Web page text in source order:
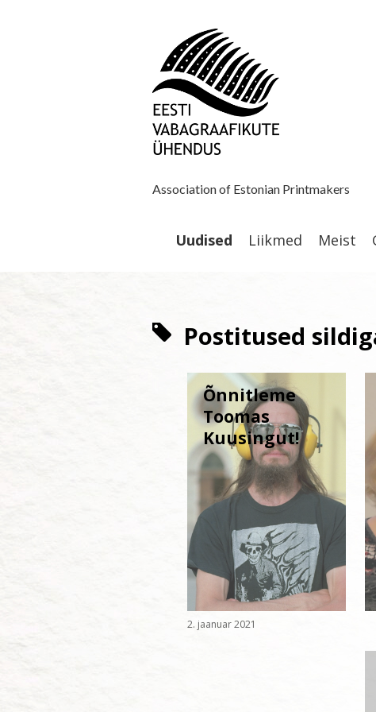
Association of Estonian Printmakers
Uudised Liikmed Meist
Postitused
Õnnitleme
Toomas
Kuusingut!
2. jaanuar 2021